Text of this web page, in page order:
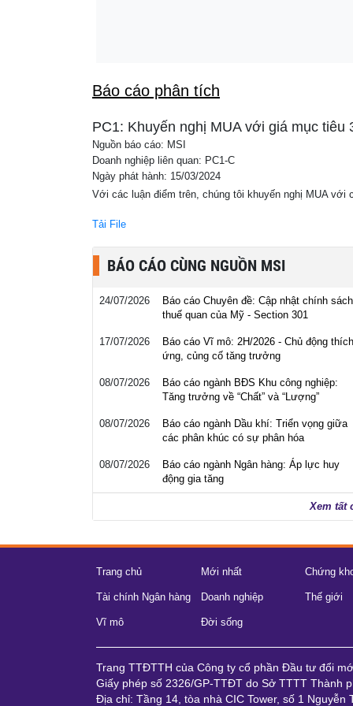
Báo cáo phân tích
PC1: Khuyến nghị MUA với giá mục tiêu
Nguồn báo cáo: MSI
Doanh nghiệp liên quan: PC1-C
Ngày phát hành: 15/03/2024
Với các luận điểm trên, chúng tôi khuyến nghị MUA
Tải File
BÁO CÁO CÙNG NGUỒN MSI
24/07/2026
Báo cáo Chuyên đề: Cập nhật chính sách
thuế quan của Mỹ - Section 301
17/07/2026
Báo cáo Vĩ mô: 2H/2026 - Chủ động thích
ứng, củng cố tăng trưởng
08/07/2026
Báo cáo ngành BĐS Khu công nghiệp:
Tăng trưởng về “Chất” và “Lượng”
08/07/2026
Báo cáo ngành Dầu khí: Triển vọng giữa
các phân khúc có sự phân hóa
08/07/2026
Báo cáo ngành Ngân hàng: Áp lực huy
động gia tăng
Xem tất
Trang chủ Mới nhất Chứng
Tài chính Ngân hàng Doanh nghiệp Thế giới
Vĩ mô Đời sống
Trang TTĐTTH của Công ty cổ phần Đầu tư đổi
Giấy phép số 2326/GP-TTĐT do Sở TTTT Thành
Địa chỉ: Tầng 14, tòa nhà CIC Tower, số 1 Nguyễn